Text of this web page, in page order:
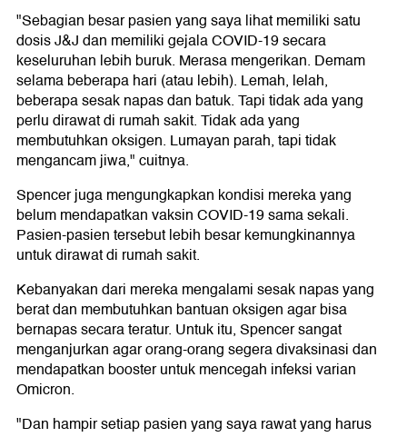
"Sebagian besar pasien yang saya lihat memiliki satu
dosis J&J dan memiliki gejala COVID-19 secara
keseluruhan lebih buruk. Merasa mengerikan. Demam
selama beberapa hari (atau lebih). Lemah, lelah,
beberapa sesak napas dan batuk. Tapi tidak ada yang
perlu dirawat di rumah sakit. Tidak ada yang
membutuhkan oksigen. Lumayan parah, tapi tidak
mengancam jiwa," cuitnya.
Spencer juga mengungkapkan kondisi mereka yang
belum mendapatkan vaksin COVID-19 sama sekali.
Pasien-pasien tersebut lebih besar kemungkinannya
untuk dirawat di rumah sakit.
Kebanyakan dari mereka mengalami sesak napas yang
berat dan membutuhkan bantuan oksigen agar bisa
bernapas secara teratur. Untuk itu, Spencer sangat
menganjurkan agar orang-orang segera divaksinasi dan
mendapatkan booster untuk mencegah infeksi varian
Omicron.
"Dan hampir setiap pasien yang saya rawat yang harus